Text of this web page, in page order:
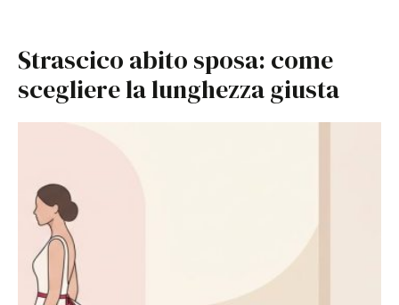
Strascico abito sposa: come
scegliere la lunghezza giusta